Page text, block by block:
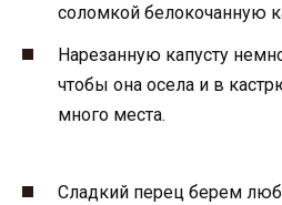
соломкой белокочанную
Нарезанную капусту
чтобы она осела и в
много места.
Сладкий перец берем